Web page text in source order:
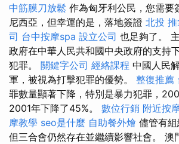
中筋膜刀放鬆 作為匈牙利公民，您需要
尼西亞，但幸運的是，落地簽證 北投 推
司 台中按摩spa 設立公司 也足夠了。
政府在中華人民共和國中央政府的支持
犯罪。 關鍵字公司 經絡課程 中國人民
軍，被視為打擊犯罪的優勢。 整復推薦
罪數量顯著下降，特別是暴力犯罪，
2001年下降了45%。 數位行銷 附近按
摩教學 seo是什麼 自助餐外燴 儘管有組
但三合會仍然存在並繼續影響社會。 澳